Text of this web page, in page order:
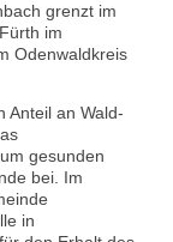
grenzt im
im
Odenwaldkreis
Anteil an Wald-
gesunden
bei.
Im
in